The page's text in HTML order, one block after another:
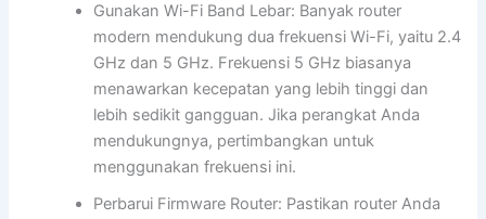
Gunakan Wi-Fi Band Lebar: Banyak router
modern mendukung dua frekuensi Wi-Fi, yaitu 2.4
GHz dan 5 GHz. Frekuensi 5 GHz biasanya
menawarkan kecepatan yang lebih tinggi dan
lebih sedikit gangguan. Jika perangkat Anda
mendukungnya, pertimbangkan untuk
menggunakan frekuensi ini.
Perbarui Firmware Router: Pastikan router Anda